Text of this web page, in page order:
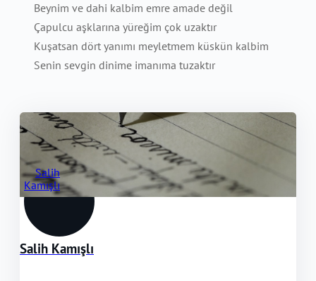
Beynim ve dahi kalbim emre amade değil
Çapulcu aşklarına yüreğim çok uzaktır
Kuşatsan dört yanımı meyletmem küskün kalbim
Senin sevgin dinime imanıma tuzaktır
Salih Kamışlı